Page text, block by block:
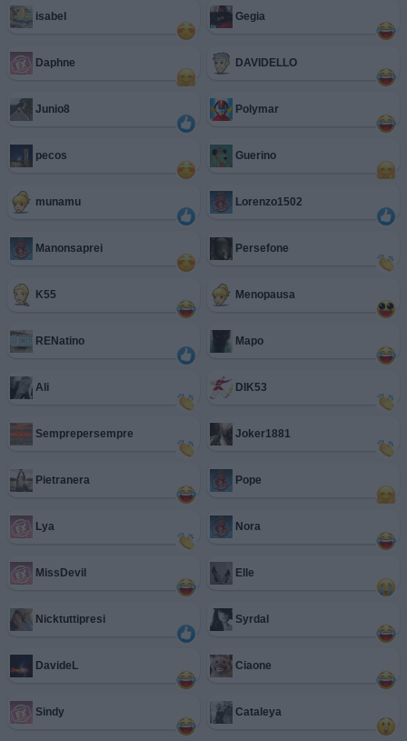
isabel Gegia
Daphne DAVIDELLO
Junio8 Polymar
pecos Guerino
munamu Lorenzo1502
Manonsaprei Persefone
K55 Menopausa
RENatino Mapo
Ali DIK53
Semprepersempre Joker1881
Pietranera Pope
Lya Nora
MissDevil Elle
Nicktuttipresi Syrdal
DavideL Ciaone
Sindy Cataleya